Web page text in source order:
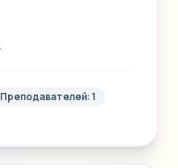
Преподавателей: 1